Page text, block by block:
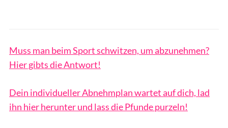
Muss man beim Sport schwitzen, um abzunehmen?
Hier gibts die Antwort!
Dein individueller Abnehmplan wartet auf dich, lad
ihn hier herunter und lass die Pfunde purzeln!